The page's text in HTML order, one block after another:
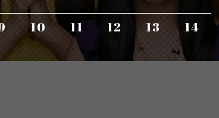
10 11 12 13 14